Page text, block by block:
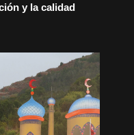
y la calidad